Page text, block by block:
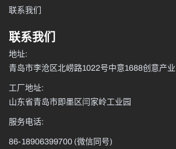
联系我们
联系我们
地址:
青岛市李沧区北崂路1022号中意1688创意产
工厂地址:
山东省青岛市即墨区闫家岭工业园
服务电话:
86-18906399700(微信同号)